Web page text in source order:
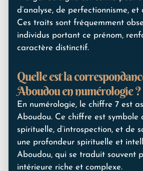
d’analyse, de perfectionnisme, et
Ces traits sont fréquemment
individus portant ce prénom,
caractère distinctif.
Quelle est la
Aboudou en numérologie ?
En numérologie, le chiffre 7 est
Aboudou. Ce chiffre est symbole
spirituelle, d’introspection, et de
une profondeur spirituelle et
Aboudou, qui se traduit souvent
intérieure riche et complexe.